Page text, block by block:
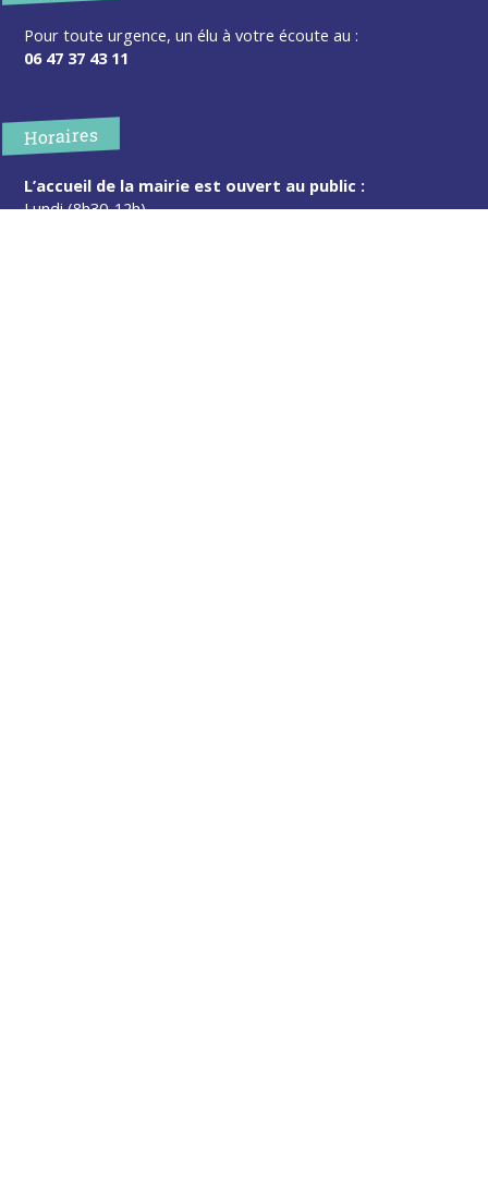
Pour toute urgence, un élu à votre écoute au :
06 47 37 43 11
Horaires
L’accueil de la mairie est ouvert au public :
Lundi (8h30-12h)